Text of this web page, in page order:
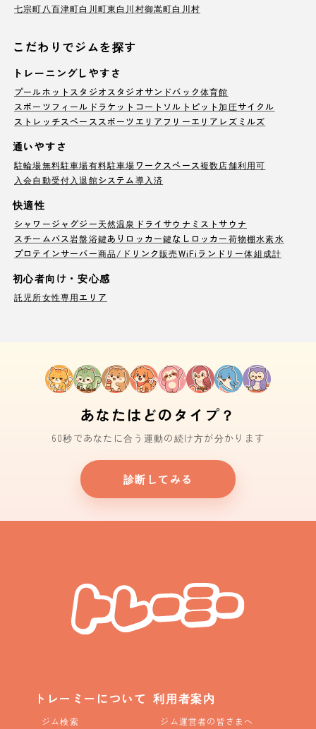
七宗町 八百津町白川町東白川村御嵩町白川村
こだわりでジムを探す
トレーニングしやすさ
プールホットスタジオ スタジオサンドバック体育館
スポーツフィールド ラケットコート ソルトピット加圧サイクル
ストレッチスペース スポーツエリア フリーエリア レズミルズ
通いやすさ
駐輪場無料駐車場有料駐車場ワークスペース複数店舗利用可
入会自動受付 入退館システム導入済
快適性
シャワージャグジー天然温泉 ドライサウナ ミストサウナ
スチームバス岩盤浴鍵ありロッカー鍵なしロッカー荷物棚水素水
プロテインサーバー商品/ドリンク販売WiFi ランドリー体組成計
初心者向け・安心感
託児所女性専用エリア
あなたはどのタイプ？
60秒であなたに合う運動の続け方が分かります
診断してみる
トレーミーについて
ジム検索
利用者案内
ジム運営者の皆さまへ